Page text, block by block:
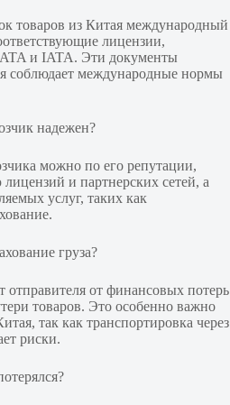
товаров из Китая международный
лицензии,
и IATA. Эти документы
соблюдает международные нормы
надежен?
можно по его репутации,
и партнерских сетей, а
услуг, таких как
груза?
отправителя от финансовых потерь
товаров. Это особенно важно
так как транспортировка через
риски.